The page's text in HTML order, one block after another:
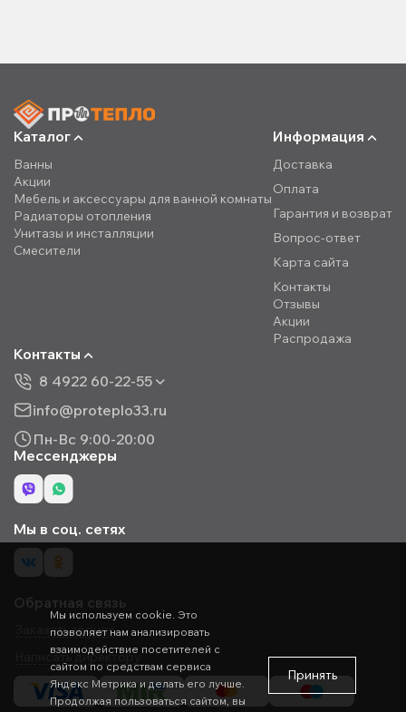
Каталог
Ванны
Акции
Мебель и аксессуары для ванной комнаты
Радиаторы отопления
Унитазы и инсталляции
Смесители
Информация
Доставка
Оплата
Гарантия и возврат
Вопрос-ответ
Карта сайта
Контакты
Отзывы
Акции
Распродажа
Контакты
8 4922 60-22-55
info@proteplo33.ru
Пн-Вс 9:00-20:00
Мессенджеры
Мы в соц. сетях
Обратная связь
Заказать звонок
Написать директору
Мы используем cookie. Это
позволяет нам анализировать
взаимодействие посетителей с
сайтом по средствам сервиса
Яндекс Метрика и делать его лучше.
Продолжая пользоваться сайтом, вы
Принять